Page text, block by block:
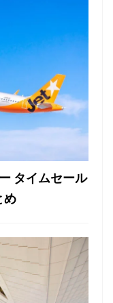
タイムセール
め